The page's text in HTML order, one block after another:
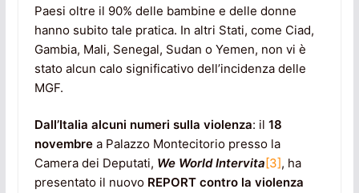
Paesi oltre il 90% delle bambine e delle donne
hanno subito tale pratica. In altri Stati, come Ciad,
Gambia, Mali, Senegal, Sudan o Yemen, non vi è
stato alcun calo significativo dell’incidenza delle
MGF.
Dall’Italia alcuni numeri sulla violenza: il 18
novembrea Palazzo Montecitorio presso la
Camera dei Deputati, We World Intervita [3], ha
presentato il nuovo REPORT contro la violenza